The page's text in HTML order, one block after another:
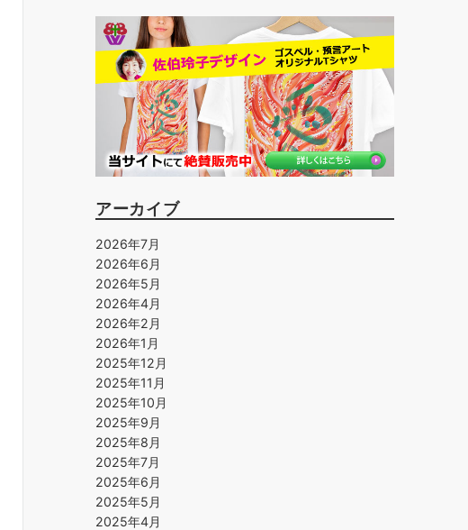
アーカイブ
2026年7月
2026年6月
2026年5月
2026年4月
2026年2月
2026年1月
2025年12月
2025年11月
2025年10月
2025年9月
2025年8月
2025年7月
2025年6月
2025年5月
2025年4月